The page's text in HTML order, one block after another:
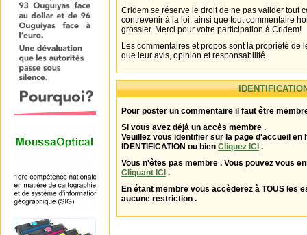
Cridem se réserve le droit de ne pas valider tout
contrevenir à la loi, ainsi que tout commentaire
grossier. Merci pour votre participation à Cridem!
Les commentaires et propos sont la propriété de
que leur avis, opinion et responsabilité.
Pour poster un commentaire il faut être
Si vous avez déjà un accès membre .
Veuillez vous identifier sur la page d'accueil en
IDENTIFICATION ou bien Cliquez ICI .
Vous n'êtes pas membre . Vous pouvez vous
Cliquant ICI .
En étant membre vous accèderez à TOUS les
aucune restriction .